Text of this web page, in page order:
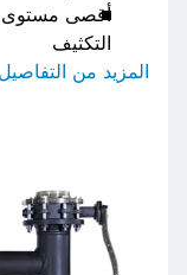
أقصى مستوى
التكثيف
المزيد من التفاصيل